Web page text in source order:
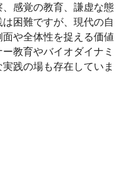
感覚の教育、謙虚な態
困難ですが、現代の自
や全体性を捉える価値
教育やバイオダイナミ
践の場も存在していま